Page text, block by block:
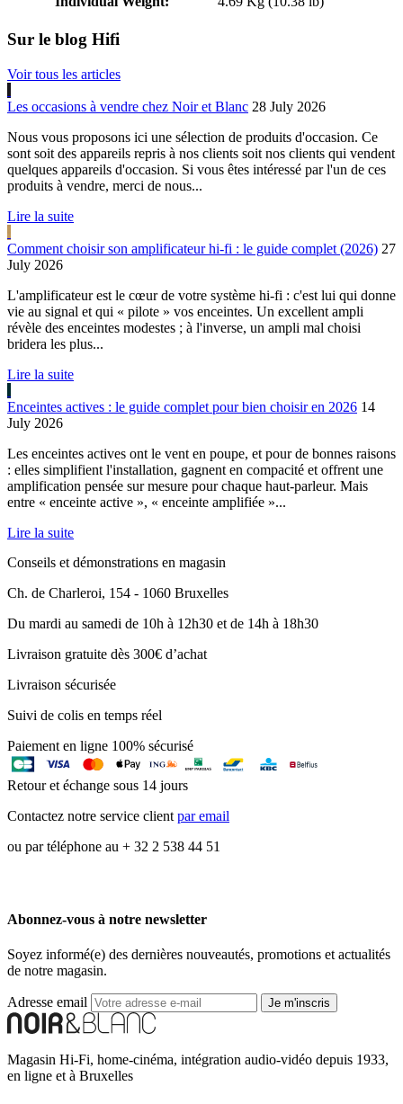
Sur le blog Hifi
Voir tous les articles
Les occasions à vendre chez Noir et Blanc 28 July 2026
Nous vous proposons ici une sélection de produits d'occasion. Ce
sont soit des appareils repris à nos clients soit nos clients qui vendent
quelques appareils d'occasion. Si vous êtes intéressé par l'un de ces
produits à vendre, merci de nous...
Lire la suite
Comment choisir son amplificateur hi-fi : le guide complet (2026) 27
July 2026
L'amplificateur est le cœur de votre système hi-fi : c'est lui qui donne
vie au signal et qui « pilote » vos enceintes. Un excellent ampli
révèle des enceintes modestes ; à l'inverse, un ampli mal choisi
bridera les plus...
Lire la suite
Enceintes actives : le guide complet pour bien choisir en 2026 14
July 2026
Les enceintes actives ont le vent en poupe, et pour de bonnes raisons
: elles simplifient l'installation, gagnent en compacité et offrent une
amplification pensée sur mesure pour chaque haut-parleur. Mais
entre « enceinte active », « enceinte amplifiée »...
Lire la suite
Conseils et démonstrations en magasin
Ch. de Charleroi, 154 - 1060 Bruxelles
Du mardi au samedi de 10h à 12h30 et de 14h à 18h30
Livraison gratuite dès 300€ d’achat
Livraison sécurisée
Suivi de colis en temps réel
Paiement en ligne 100% sécurisé
Retour et échange sous 14 jours
Contactez notre service clientpar email
ou par téléphone au + 32 2 538 44 51
Abonnez-vous à notre newsletter
Soyez informé(e) des dernières nouveautés, promotions et actualités
de notre magasin.
Adresse email Je m'inscris
Magasin Hi-Fi, home-cinéma, intégration audio-vidéo depuis 1933,
en ligne et à Bruxelles